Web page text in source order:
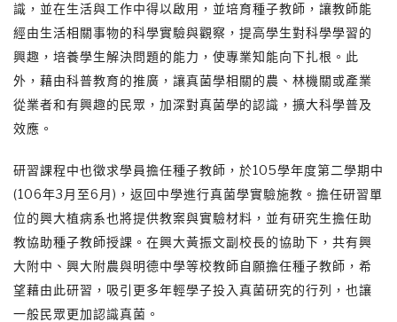
識，並在生活與工作中得以啟用，並培育種子教師，讓教師能
經由生活相關事物的科學實驗與觀察，提高學生對科學學習的
興趣，培養學生解決問題的能力，使專業知能向下扎根。此
外，藉由科普教育的推廣，讓真菌學相關的農、林機關或產業
從業者和有興趣的民眾，加深對真菌學的認識，擴大科學普及
效應。
研習課程中也徵求學員擔任種子教師，於105學年度第二學期中
(106年3月至6月)，返回中學進行真菌學實驗施教。擔任研習單
位的興大植病系也將提供教案與實驗材料，並有研究生擔任助
教協助種子教師授課。在興大黃振文副校長的協助下，共有興
大附中、興大附農與明德中學等校教師自願擔任種子教師，希
望藉由此研習，吸引更多年輕學子投入真菌研究的行列，也讓
一般民眾更加認識真菌。